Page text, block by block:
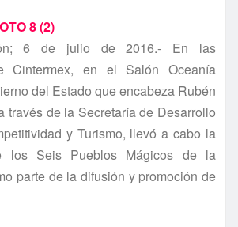
6 de julio de 2016.- En las
Cintermex, en el Salón Oceaní­a
del Estado que encabeza Rubén
través de la Secretarí­a de Desarrollo
y Turismo, llevó a cabo la
los Seis Pueblos Mágicos de la
parte de la difusión y promoción de